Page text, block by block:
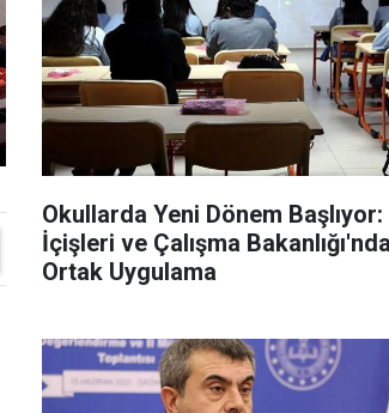
Okullarda Yeni Dönem Başlıyor:
İçişleri ve Çalışma
Ortak Uygulama